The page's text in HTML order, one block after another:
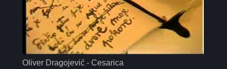
Oliver Dragojević - Cesarica